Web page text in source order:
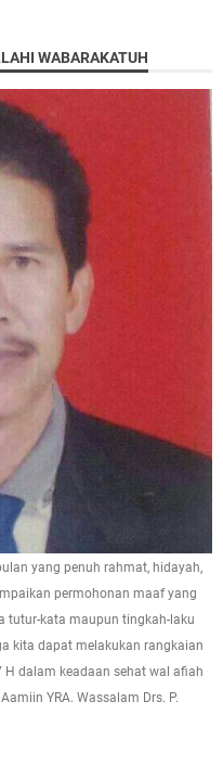
WABARAKATUH
yang penuh rahmat, hidayah,
permohonan maaf yang
tutur-kata maupun tingkah-laku
kita dapat melakukan rangkaian
dalam keadaan sehat wal afiah
YRA. Wassalam Drs. P.